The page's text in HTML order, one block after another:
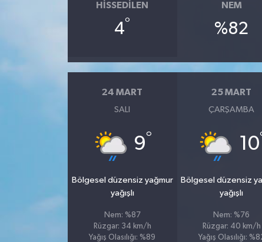
HISSEDILEN
4°
NEM
%82
24 MART
SALI
9°
Bölgesel düzensiz yağmur
yağışlı
Nem: %87
Rüzgar: 34 km/h
Yağış Olasılığı: %89
25 MART
ÇARŞAMBA
10
Bölgesel düzensiz
yağışlı
Nem: %76
Rüzgar: 40 km/h
Yağış Olasılığı: